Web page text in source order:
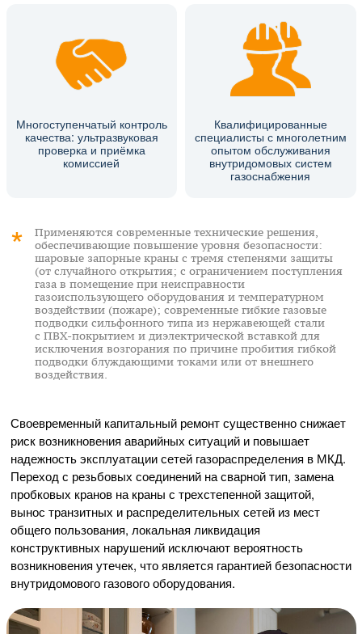
Многоступенчатый контроль
качества: ультразвуковая
проверка и приёмка
комиссией
Квалифицированные
специалисты с многолетним
опытом обслуживания
внутридомовых систем
газоснабжения
Применяются современные технические решения,
обеспечивающие повышение уровня безопасности:
шаровые запорные краны с тремя степенями защиты
(от случайного открытия; с ограничением поступления
газа в помещение при неисправности
газоиспользующего оборудования и температурном
воздействии (пожаре); современные гибкие газовые
подводки сильфонного типа из нержавеющей стали
с ПВХ-покрытием и диэлектрической вставкой для
исключения возгорания по причине пробития гибкой
подводки блуждающими токами или от внешнего
воздействия.
Своевременный капитальный ремонт существенно снижает
риск возникновения аварийных ситуаций и повышает
надежность эксплуатации сетей газораспределения в МКД.
Переход с резьбовых соединений на сварной тип, замена
пробковых кранов на краны с трехстепенной защитой,
вынос транзитных и распределительных сетей из мест
общего пользования, локальная ликвидация
конструктивных нарушений исключают вероятность
возникновения утечек, что является гарантией безопасности
внутридомового газового оборудования.